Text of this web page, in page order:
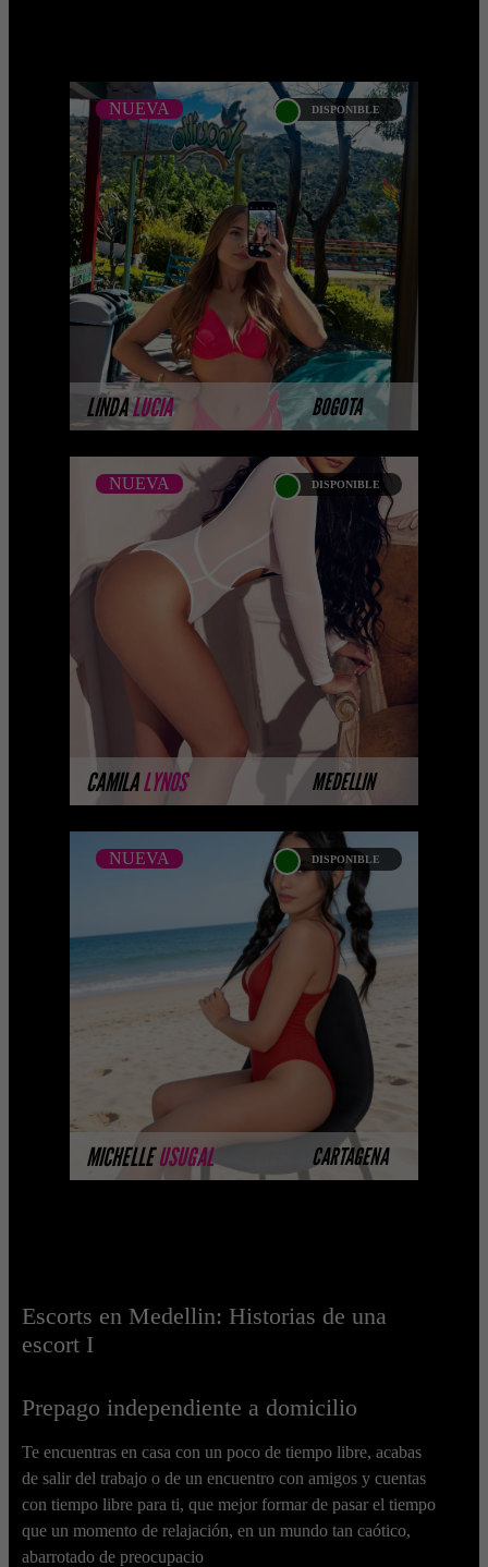
LINDALUCIA BOGOTA
NUEVA DISPONIBLE
LINDA LUCIA CALLEJAS
NUEVA
...Próximamente.... Algunas de nuestras
modelos aún no tienen imágenes
disponibles en la web porque están
completando su ses ...
MÁS INFORMACIÓN
CAMILALYNOS MEDELLIN
NUEVA DISPONIBLE
CAMILA LYNOS -
CATALAGO PLATINO
NUEVA
Platinum Esta modelo pertenece a
nuestro Catálogo Privado Platinum.
Selección privada de modelos con un
nivel de belleza y perform ...
MÁS INFORMACIÓN
MICHELLEUSUGAL CARTAGENA
NUEVA DISPONIBLE
NUEVA
Platinum Esta modelo pertenece a
nuestro Catálogo Privado Platinum.
Selección privada de modelos con un
nivel de belleza y perform ...
MÁS INFORMACIÓN
Escorts en Medellin: Historias de una
escort I
Prepago independiente a domicilio
Te encuentras en casa con un poco de tiempo libre, acabas
de salir del trabajo o de un encuentro con amigos y cuentas
con tiempo libre para ti, que mejor formar de pasar el tiempo
que un momento de relajación, en un mundo tan caótico,
abarrotado de preocupacio